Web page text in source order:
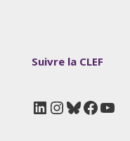
Suivre la CLEF
LinkedIn
Instagram
Bluesky